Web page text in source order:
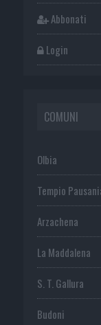
Abbonati
Login
COMUNI
Olbia
Tempio
Arzachena
La Maddalena
S. T. Gallura
Budoni